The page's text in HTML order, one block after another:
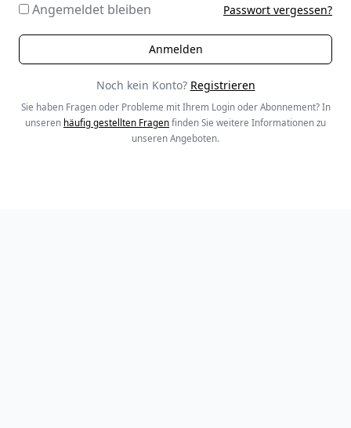
Angemeldet bleiben Passwort vergessen?
Noch kein Konto? Registrieren
Sie haben Fragen oder Probleme mit Ihrem Login oder Abonnement? In
unseren häufig gestellten Fragen finden Sie weitere Informationen zu
unseren Angeboten.